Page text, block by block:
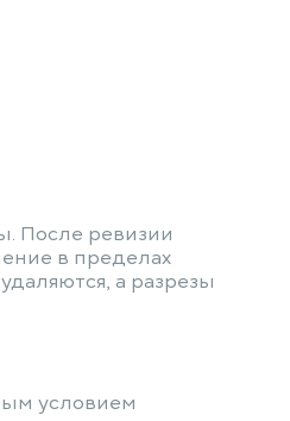
После ревизии
в пределах
а разрезы
условием